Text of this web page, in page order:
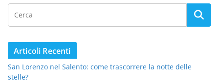
Articoli Recenti
San Lorenzo nel Salento: come trascorrere la notte delle
stelle?